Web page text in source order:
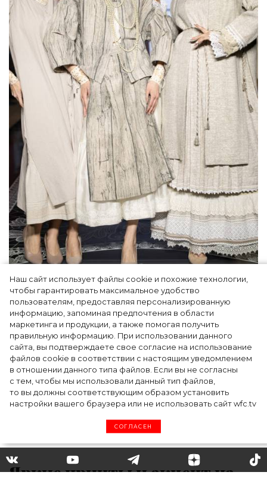
Наш сайт использует файлы cookie и похожие технологии,
чтобы гарантировать максимальное удобство
пользователям, предоставляя персонализированную
информацию, запоминая предпочтения в области
маркетинга и продукции, а также помогая получить
правильную информацию. При использовании данного
сайта, вы подтверждаете свое согласие на использование
файлов cookie в соответствии с настоящим уведомлением
в отношении данного типа файлов. Если вы не согласны
с тем, чтобы мы использовали данный тип файлов,
то вы должны соответствующим образом установить
настройки вашего браузера или не использовать сайт wfc.tv
СОГЛАСЕН
Как Ульяновск стал столицей российской
моды на два дня — Подиум, байеры и 100
млн рублей договорённостей: что
случилось на форуме в Ульяновске
Яркие принты и акцент на